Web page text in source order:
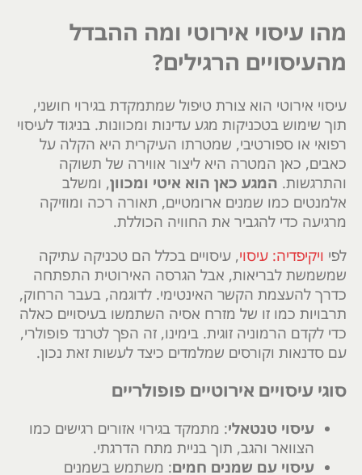
מהו עיסוי אירוטי ומה ההבדל
מהעיסויים הרגילים?
עיסוי אירוטי הוא צורת טיפול שמתמקדת בגירוי חושני,
תוך שימוש בטכניקות מגע עדינות ומכוונות. בניגוד לעיסוי
רפואי או ספורטיבי, שמטרתו העיקרית היא הקלה על
כאבים, כאן המטרה היא ליצור אווירה של תשוקה
והתרגשות. המגע כאן הוא איטי ומכוון, ומשלב
אלמנטים כמו שמנים ארומטיים, תאורה רכה ומוזיקה
מרגיעה כדי להגביר את החוויה הכוללת.
לפי ויקיפדיה: עיסוי, עיסויים בכלל הם טכניקה עתיקה
שמשמשת לבריאות, אבל הגרסה האירוטית התפתחה
כדרך להעצמת הקשר האינטימי. לדוגמה, בעבר הרחוק,
תרבויות כמו זו של מזרח אסיה השתמשו בעיסויים כאלה
כדי לקדם הרמוניה זוגית. בימינו, זה הפך לטרנד פופולרי,
עם סדנאות וקורסים שמלמדים כיצד לעשות זאת נכון.
סוגי עיסויים אירוטיים פופולריים
עיסוי טנטאלי: מתמקד בגירוי אזורים רגישים כמו
הצוואר והגב, תוך בניית מתח הדרגתי.
עיסוי עם שמנים חמים: משתמש בשמנים